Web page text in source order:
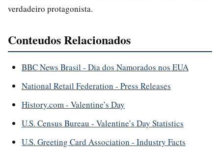
verdadeiro protagonista.
Conteudos Relacionados
BBC News Brasil - Dia dos Namorados nos EUA
National Retail Federation - Press Releases
History.com - Valentine’s Day
U.S. Census Bureau - Valentine’s Day Statistics
U.S. Greeting Card Association - Industry Facts